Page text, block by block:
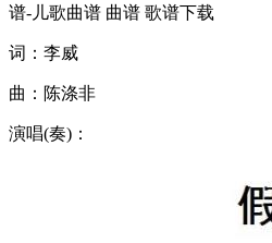
谱-儿歌曲谱 曲谱 歌谱下载
词：李威
曲：陈涤非
演唱(奏)：